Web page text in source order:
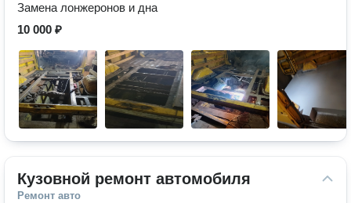
Замена лонжеронов и дна
10 000 ₽
Кузовной ремонт автомобиля
Ремонт авто